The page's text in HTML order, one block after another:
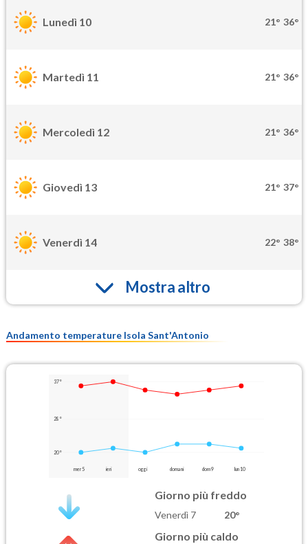
Lunedì 10 21° 36°
Martedì 11 21° 36°
Mercoledì 12 21° 36°
Giovedì 13 21° 37°
Venerdì 14 22° 38°
Mostra altro
Andamento temperature Isola Sant'Antonio
37°
28°
20°
mer 5 ieri oggi domani dom 9 lun 10
Giorno più freddo
Venerdì 7 20°
Giorno più caldo